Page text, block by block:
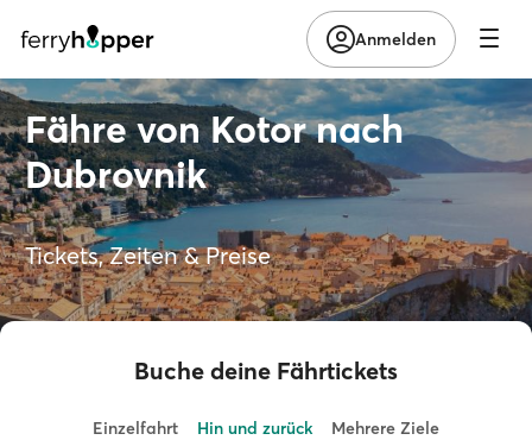
Anmelden
Fähre von Kotor nach
Dubrovnik
Tickets, Zeiten & Preise
Buche deine Fährtickets
Einzelfahrt Hin und zurück Mehrere Ziele